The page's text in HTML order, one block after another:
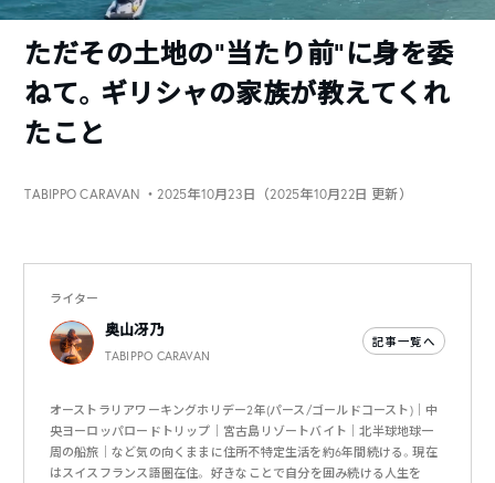
ただその土地の“当たり前”に身を委
ねて。ギリシャの家族が教えてくれ
たこと
TABIPPO CARAVAN ・2025年10月23日（2025年10月22日 更新）
ライター
奥山冴乃
TABIPPO CARAVAN
記事一覧へ
オーストラリアワーキングホリデー2年(パース/ゴールドコースト)｜中
央ヨーロッパロードトリップ｜宮古島リゾートバイト｜北半球地球一
周の船旅｜など気の向くままに住所不特定生活を約6年間続ける。現在
はスイスフランス語圏在住。 好きなことで自分を囲み続ける人生を